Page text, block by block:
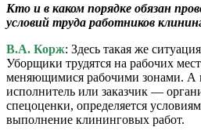
Кто и в каком порядке обязан
условий труда работников
В.А. Корж: Здесь такая же
Уборщики трудятся на рабочих
меняющимися рабочими зонами.
исполнитель или заказчик —
спецоценки, определяется
выполнение клининговых работ.